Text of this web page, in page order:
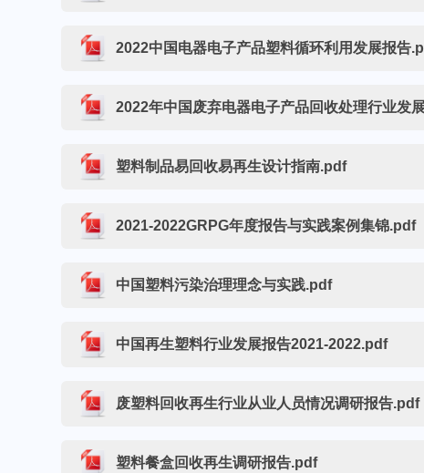
2022中国电器电子产品塑料循环利用发展报告
2022年中国废弃电器电子产品回收处理行业发
塑料制品易回收易再生设计指南.pdf
2021-2022GRPG年度报告与实践案例集锦.pdf
中国塑料污染治理理念与实践.pdf
中国再生塑料行业发展报告2021-2022.pdf
废塑料回收再生行业从业人员情况调研报告.pdf
塑料餐盒回收再生调研报告.pdf